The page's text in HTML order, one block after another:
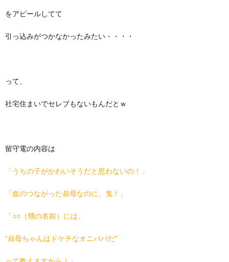
をアピールしてて
引っ込みがつかなかったみたい・・・・
って、
社宅住まいでセレブもないもんだとｗ
留守電の内容は
「うちの子がかわいそうだと思わないの！」
「血のつながった叔母なのに、鬼！」
「○○（甥の名前）には、
”叔母ちゃんはドケチなオニババだ”